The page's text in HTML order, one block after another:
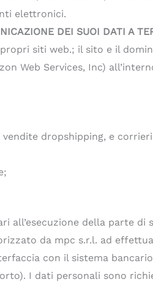
elettronici.
DEI SUOI DATI A
siti web.; il sito e il
Web Services, Inc)
dropshipping, e
della parte
da mpc s.r.l. ad
con il sistema
I dati personali sono